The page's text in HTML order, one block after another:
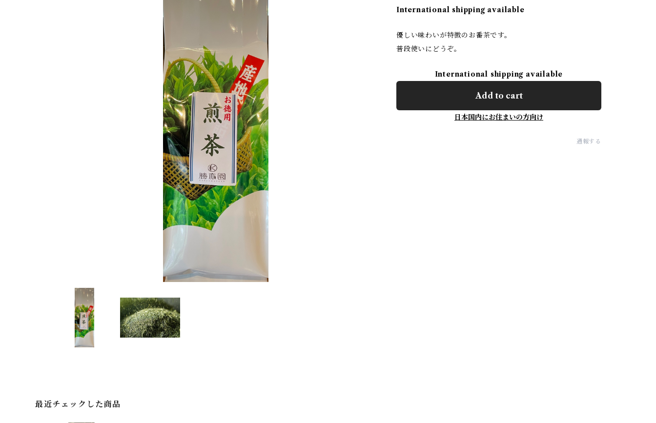
International shipping available
優しい味わいが特徴のお番茶です。
普段使いにどうぞ。
International shipping available
Add to cart
日本国内にお住まいの方向け
通報する
最近チェックした商品